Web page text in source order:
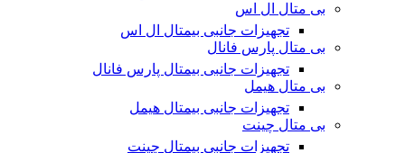
بی متال ال اس
تجهیزات جانبی بیمتال ال اس
بی متال پارس فانال
تجهیزات جانبی بیمتال پارس فانال
بی متال هیمل
تجهیزات جانبی بیمتال هیمل
بی متال چینت
تجهیزات جانبی بیمتال چینت